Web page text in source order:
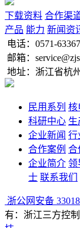
下载资料 合作渠
产品 能力 新闻资
电话： 0571-
邮箱：
地址：浙江省杭
民用系列 核
科研中心 生
企业新闻 行
合作案例 合
企业简介 领
士 联系我们
浙公网安备
有：浙江三方控